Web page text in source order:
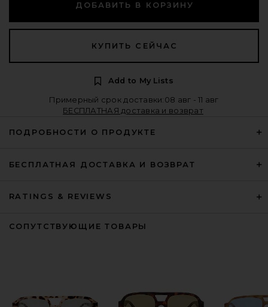
ДОБАВИТЬ В КОРЗИНУ
КУПИТЬ СЕЙЧАС
Add to My Lists
Примерный срок доставки:08 авг - 11 авг
БЕСПЛАТНАЯ доставка и возврат
ПОДРОБНОСТИ О ПРОДУКТЕ
БЕСПЛАТНАЯ ДОСТАВКА И ВОЗВРАТ
RATINGS & REVIEWS
СОПУТСТВУЮЩИЕ ТОВАРЫ